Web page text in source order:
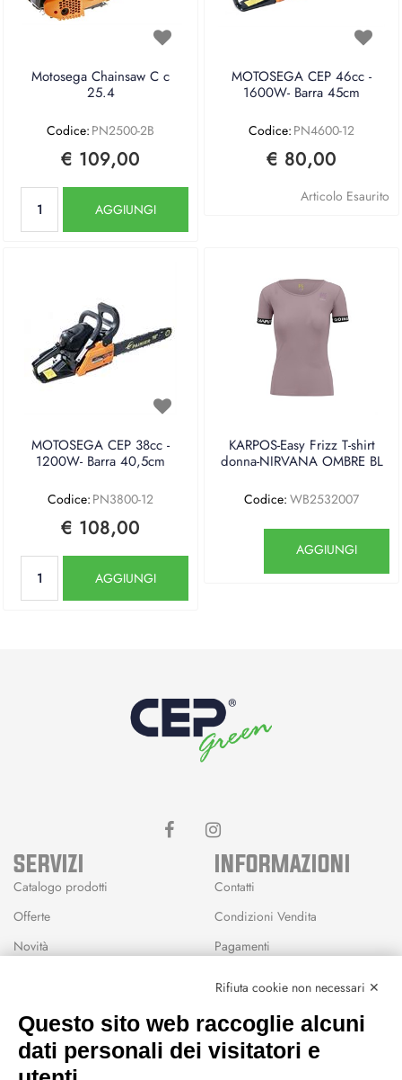
Motosega Chainsaw C c
25.4
Codice: PN2500-2B
€ 109,00
AGGIUNGI
MOTOSEGA CEP 46cc -
1600W- Barra 45cm
Codice: PN4600-12
€ 80,00
Articolo Esaurito
MOTOSEGA CEP 38cc -
1200W- Barra 40,5cm
Codice: PN3800-12
€ 108,00
AGGIUNGI
KARPOS-Easy Frizz T-shirt
donna-NIRVANA OMBRE BL
Codice: WB2532007
AGGIUNGI
SERVIZI
Catalogo prodotti
Offerte
Novità
Wishlist
INFORMAZIONI
Contatti
Condizioni Vendita
Pagamenti
CEP GREEN
Rifiuta cookie non necessari ✕
Questo sito web raccoglie alcuni
dati personali dei visitatori e